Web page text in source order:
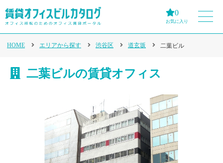
0
お気に入り
HOME エリアから探す 渋谷区 道玄坂 二葉ビル
二葉ビルの賃貸オフィス